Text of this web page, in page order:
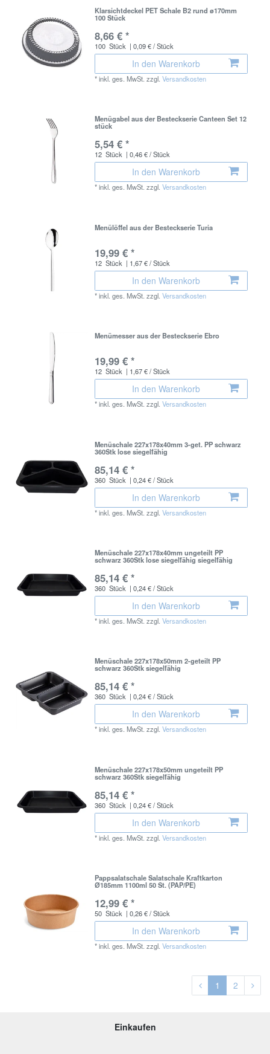
Klarsichtdeckel PET Schale B2 rund ø170mm
100 Stück
8,66 € *
100 Stück | 0,09 € / Stück
In den Warenkorb
*inkl. ges. MwSt. zzgl.Versandkosten
Menügabel aus der Besteckserie Canteen Set 12
stück
5,54 € *
12 Stück | 0,46 € / Stück
In den Warenkorb
*inkl. ges. MwSt. zzgl.Versandkosten
Menülöffel aus der Besteckserie Turia
19,99 € *
12 Stück | 1,67 € / Stück
In den Warenkorb
*inkl. ges. MwSt. zzgl.Versandkosten
Menümesser aus der Besteckserie Ebro
19,99 € *
12 Stück | 1,67 € / Stück
In den Warenkorb
*inkl. ges. MwSt. zzgl.Versandkosten
Menüschale 227x178x40mm 3-get. PP schwarz
360Stk lose siegelfähig
85,14 € *
360 Stück | 0,24 € / Stück
In den Warenkorb
*inkl. ges. MwSt. zzgl.Versandkosten
Menüschale 227x178x40mm ungeteilt PP
schwarz 360Stk lose siegelfähig siegelfähig
85,14 € *
360 Stück | 0,24 € / Stück
In den Warenkorb
*inkl. ges. MwSt. zzgl.Versandkosten
Menüschale 227x178x50mm 2-geteilt PP
schwarz 360Stk siegelfähig
85,14 € *
360 Stück | 0,24 € / Stück
In den Warenkorb
*inkl. ges. MwSt. zzgl.Versandkosten
Menüschale 227x178x50mm ungeteilt PP
schwarz 360Stk siegelfähig
85,14 € *
360 Stück | 0,24 € / Stück
In den Warenkorb
*inkl. ges. MwSt. zzgl.Versandkosten
Pappsalatschale Salatschale Kraftkarton
Ø185mm 1100ml 50 St. (PAP/PE)
12,99 € *
50 Stück | 0,26 € / Stück
In den Warenkorb
*inkl. ges. MwSt. zzgl.Versandkosten
1 2
Einkaufen